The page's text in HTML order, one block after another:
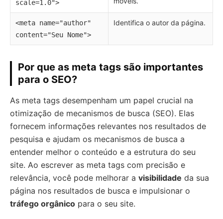
scale=1.0">
<meta name="author"
content="Seu Nome">
Identifica o autor da página.
Por que as meta tags são importantes
para o SEO?
As meta tags desempenham um papel crucial na
otimização de mecanismos de busca (SEO). Elas
fornecem informações relevantes nos resultados de
pesquisa e ajudam os mecanismos de busca a
entender melhor o conteúdo e a estrutura do seu
site. Ao escrever as meta tags com precisão e
relevância, você pode melhorar a visibilidade da sua
página nos resultados de busca e impulsionar o
tráfego orgânico para o seu site.